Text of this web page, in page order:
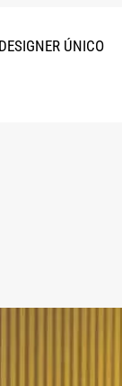
ÚNICO